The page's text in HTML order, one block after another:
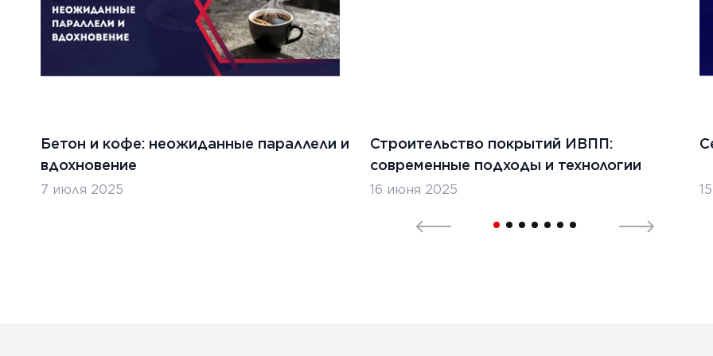
Бетон и кофе: неожиданные параллели и
вдохновение
7 июля 2025
Строительство покрытий ИВПП:
современные подходы и технологии
16 июня 2025